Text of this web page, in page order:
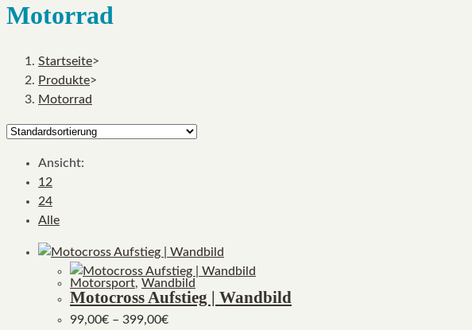
Motorrad
Startseite>
Produkte>
Motorrad
Ansicht:
12
24
Alle
Motorsport, Wandbild
Motocross Aufstieg | Wandbild
99,00€ – 399,00€